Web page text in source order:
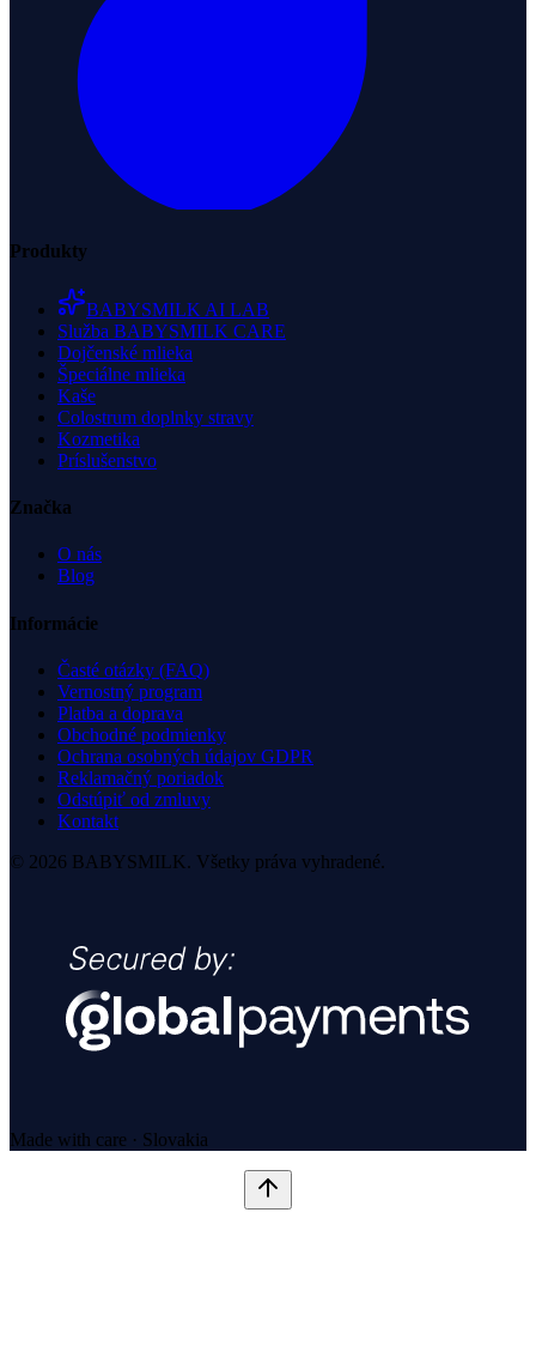
Produkty
BABYSMILK AI LAB
Služba BABYSMILK CARE
Dojčenské mlieka
Špeciálne mlieka
Kaše
Colostrum doplnky stravy
Kozmetika
Príslušenstvo
Značka
O nás
Blog
Informácie
Časté otázky (FAQ)
Vernostný program
Platba a doprava
Obchodné podmienky
Ochrana osobných údajov GDPR
Reklamačný poriadok
Odstúpiť od zmluvy
Kontakt
© 2026 BABYSMILK. Všetky práva vyhradené.
Made with care · Slovakia